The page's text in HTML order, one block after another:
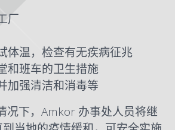
厂
体温，检查有无疾病征兆
和班车的卫生措施
加强清洁和消毒等
况下，Amkor 办事处人员将继